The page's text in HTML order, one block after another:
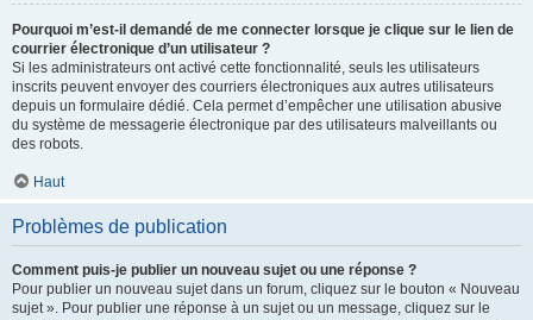
Pourquoi m’est-il demandé de me connecter lorsque je clique sur le lien de
courrier électronique d’un utilisateur ?
Si les administrateurs ont activé cette fonctionnalité, seuls les utilisateurs
inscrits peuvent envoyer des courriers électroniques aux autres utilisateurs
depuis un formulaire dédié. Cela permet d’empêcher une utilisation abusive
du système de messagerie électronique par des utilisateurs malveillants ou
des robots.
Haut
Problèmes de publication
Comment puis-je publier un nouveau sujet ou une réponse ?
Pour publier un nouveau sujet dans un forum, cliquez sur le bouton « Nouveau
sujet ». Pour publier une réponse à un sujet ou un message, cliquez sur le